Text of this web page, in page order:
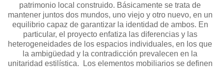
patrimonio local construido. Básicamente se trata de
mantener juntos dos mundos, uno viejo y otro nuevo, en un
equilibrio capaz de garantizar la identidad de ambos. En
particular, el proyecto enfatiza las diferencias y las
heterogeneidades de los espacios individuales, en los que
la ambigüedad y la contradicción prevalecen en la
unitaridad estilística.
Los elementos mobiliarios se definen